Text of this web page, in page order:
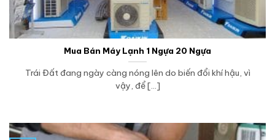
Mua Bán Máy Lạnh 1 Ngựa 20 Ngựa
Trái Đất đang ngày càng nóng lên do biến đổi khí hậu, vì
vậy, để [...]